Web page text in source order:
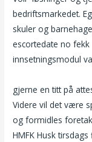
bedriftsmarkedet.
skuler og
escortedate no
innsetningsmodul
gjerne en titt på
Videre vil det være
og formidles
HMFK Husk